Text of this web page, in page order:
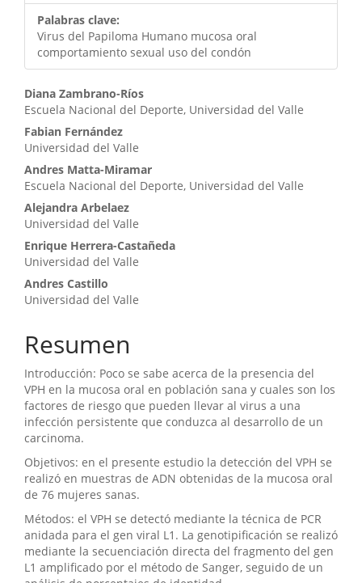
Palabras clave:
Virus del Papiloma Humano mucosa oral
comportamiento sexual uso del condón
Contenido
principal
del
artículo
Diana Zambrano-Ríos
Escuela Nacional del Deporte, Universidad del Valle
Fabian Fernández
Universidad del Valle
Andres Matta-Miramar
Escuela Nacional del Deporte, Universidad del Valle
Alejandra Arbelaez
Universidad del Valle
Enrique Herrera-Castañeda
Universidad del Valle
Andres Castillo
Universidad del Valle
Resumen
Introducción: Poco se sabe acerca de la presencia del
VPH en la mucosa oral en población sana y cuales son los
factores de riesgo que pueden llevar al virus a una
infección persistente que conduzca al desarrollo de un
carcinoma.
Objetivos: en el presente estudio la detección del VPH se
realizó en muestras de ADN obtenidas de la mucosa oral
de 76 mujeres sanas.
Métodos: el VPH se detectó mediante la técnica de PCR
anidada para el gen viral L1. La genotipificación se realizó
mediante la secuenciación directa del fragmento del gen
L1 amplificado por el método de Sanger, seguido de un